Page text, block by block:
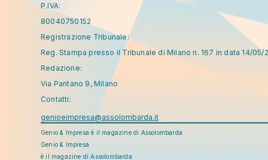
P.IVA:
80040750152
Registrazione Tribunale:
Reg. Stampa presso il Tribunale di Milano n. 167 in data 14/05/
Redazione:
Via Pantano 9, Milano
Contatti:
genioeimpresa@assolombarda.it
Genio & Impresa è il magazine di Assolombarda
Genio & Impresa
è il magazine di Assolombarda